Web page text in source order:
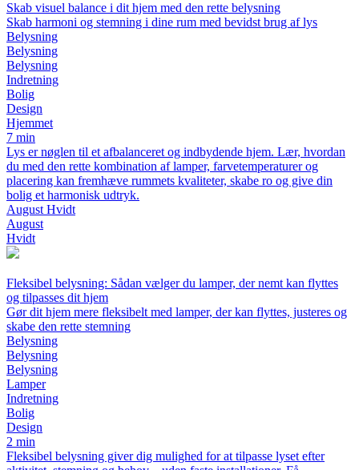
Skab visuel balance i dit hjem med den rette belysning
Skab harmoni og stemning i dine rum med bevidst brug af lys
Belysning
Belysning
Belysning
Indretning
Bolig
Design
Hjemmet
7 min
Lys er nøglen til et afbalanceret og indbydende hjem. Lær, hvordan
du med den rette kombination af lamper, farvetemperaturer og
placering kan fremhæve rummets kvaliteter, skabe ro og give din
bolig et harmonisk udtryk.
August Hvidt
August
Hvidt
Fleksibel belysning: Sådan vælger du lamper, der nemt kan flyttes
og tilpasses dit hjem
Gør dit hjem mere fleksibelt med lamper, der kan flyttes, justeres og
skabe den rette stemning
Belysning
Belysning
Belysning
Lamper
Indretning
Bolig
Design
2 min
Fleksibel belysning giver dig mulighed for at tilpasse lyset efter